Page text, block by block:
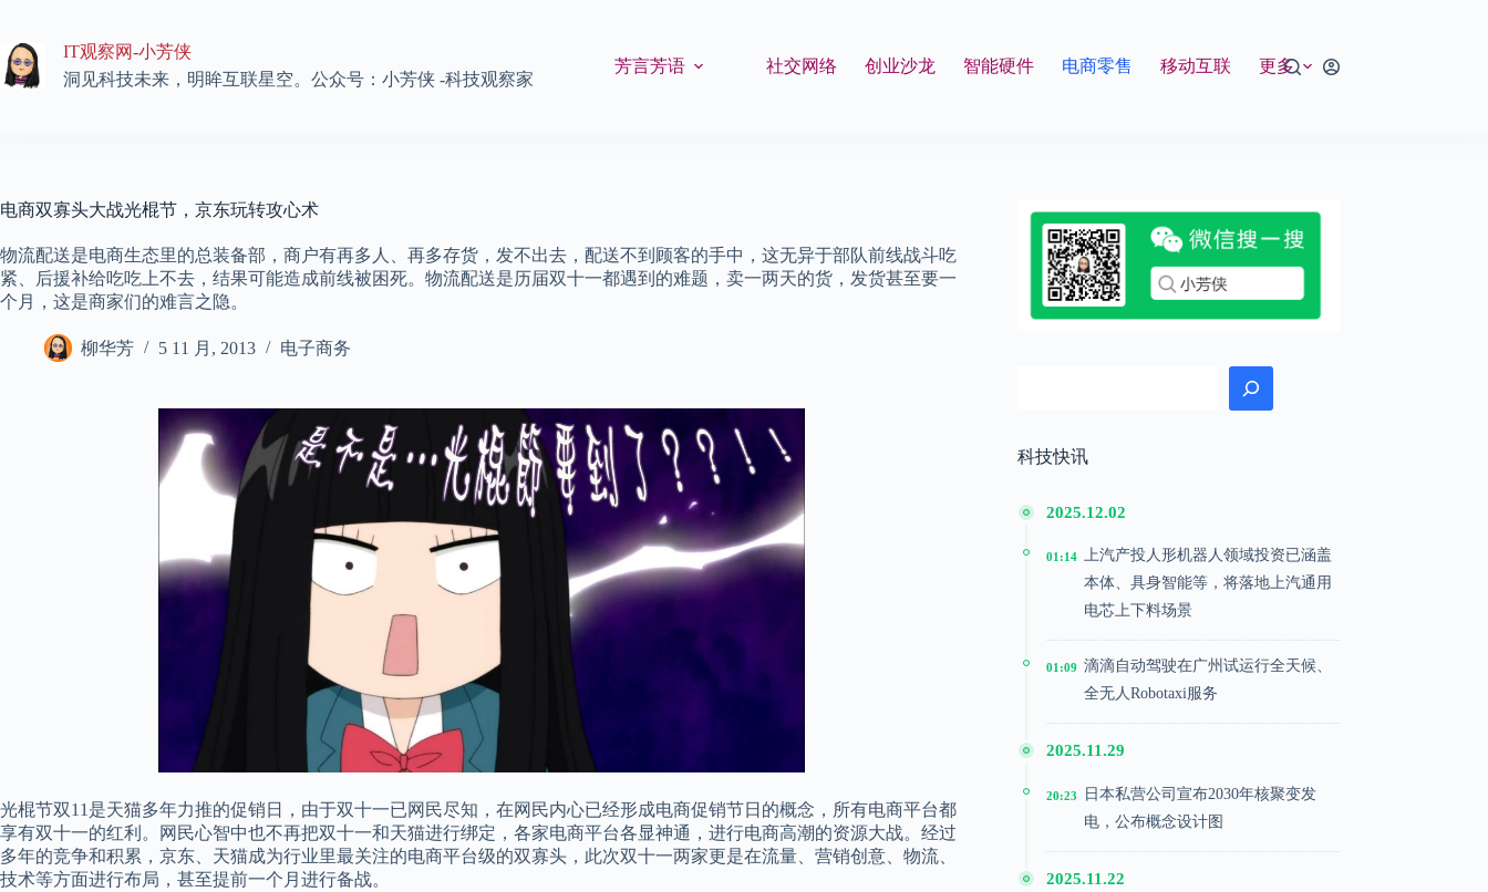
内
容
IT观察网-小芳侠
洞见科技未来，明眸互联星空。公众号：小芳侠 -科技观察家
芳言芳语 社交网络 创业沙龙 智能硬件 电商零售 移动互联 更多
电商双寡头大战光棍节，京东玩转攻心术
物流配送是电商生态里的总装备部，商户有再多人、再多存货，发不出去，配送不到顾客的手中，这无异于部队前线战斗吃
紧、后援补给吃吃上不去，结果可能造成前线被困死。物流配送是历届双十一都遇到的难题，卖一两天的货，发货甚至要一
个月，这是商家们的难言之隐。
柳华芳 5 11 月, 2013 电子商务
光棍节双11是天猫多年力推的促销日，由于双十一已网民尽知，在网民内心已经形成电商促销节日的概念，所有电商平台都
享有双十一的红利。网民心智中也不再把双十一和天猫进行绑定，各家电商平台各显神通，进行电商高潮的资源大战。经过
多年的竞争和积累，京东、天猫成为行业里最关注的电商平台级的双寡头，此次双十一两家更是在流量、营销创意、物流、
技术等方面进行布局，甚至提前一个月进行备战。
科技快讯
2025.12.02
01:14 上汽产投人形机器人领域投资已涵盖
本体、具身智能等，将落地上汽通用
电芯上下料场景
01:09 滴滴自动驾驶在广州试运行全天候、
全无人Robotaxi服务
2025.11.29
20:23
日本私营公司宣布2030年核聚变发
电，公布概念设计图
2025.11.22